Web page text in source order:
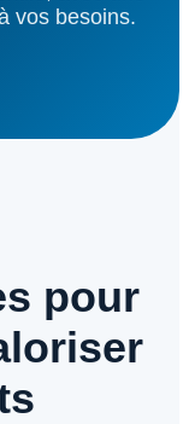
vos besoins.
pour